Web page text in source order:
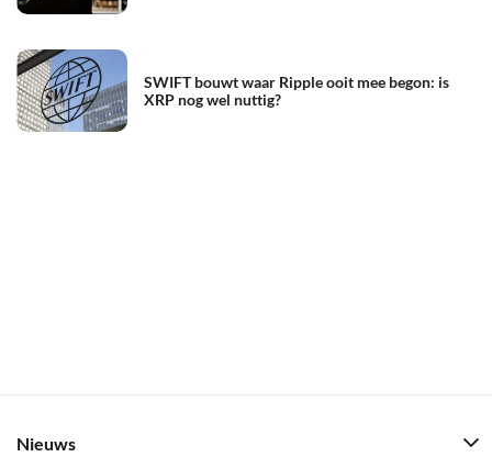
SWIFT bouwt waar Ripple ooit mee begon: is
XRP nog wel nuttig?
Nieuws